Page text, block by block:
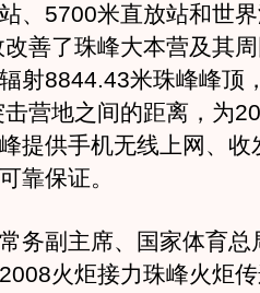
、5700米直放站和世
改善了珠峰大本营及其
射8844.43米珠峰峰顶
营地之间的距离，为
提供手机无线上网、收
靠保证。
副主席、国家体育总
火炬接力珠峰火炬